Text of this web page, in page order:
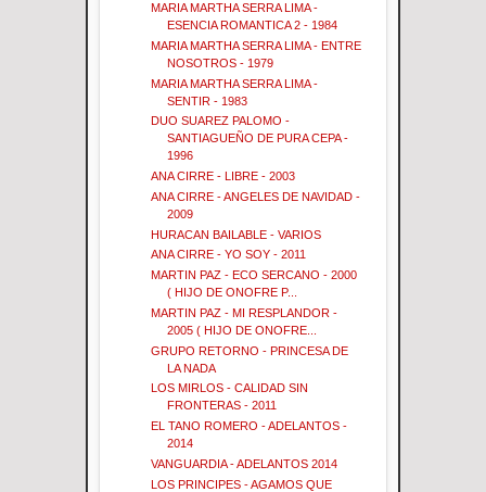
MARIA MARTHA SERRA LIMA -
ESENCIA ROMANTICA 2 - 1984
MARIA MARTHA SERRA LIMA - ENTRE
NOSOTROS - 1979
MARIA MARTHA SERRA LIMA -
SENTIR - 1983
DUO SUAREZ PALOMO -
SANTIAGUEÑO DE PURA CEPA -
1996
ANA CIRRE - LIBRE - 2003
ANA CIRRE - ANGELES DE NAVIDAD -
2009
HURACAN BAILABLE - VARIOS
ANA CIRRE - YO SOY - 2011
MARTIN PAZ - ECO SERCANO - 2000
( HIJO DE ONOFRE P...
MARTIN PAZ - MI RESPLANDOR -
2005 ( HIJO DE ONOFRE...
GRUPO RETORNO - PRINCESA DE
LA NADA
LOS MIRLOS - CALIDAD SIN
FRONTERAS - 2011
EL TANO ROMERO - ADELANTOS -
2014
VANGUARDIA - ADELANTOS 2014
LOS PRINCIPES - AGAMOS QUE